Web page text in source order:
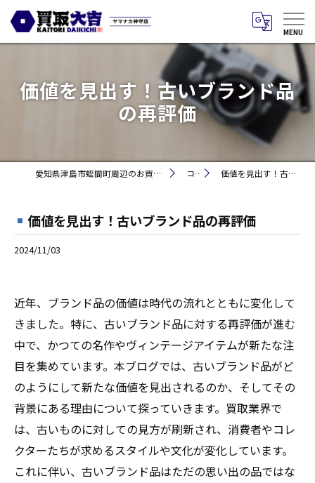
価値を見出す！古いブランド品
の再評価
愛知県津島市蛭間町周辺のお買取りなら買取大吉 ヤマナカ神守店 コラム 価値を見出す！古いブランド品の再評価
価値を見出す！古いブランド品の再評価
2024/11/03
近年、ブランド品の価値は時代の流れとともに変化して
きました。特に、古いブランド品に対する再評価が進む
中で、かつての名作やヴィンテージアイテムが新たな注
目を集めています。本ブログでは、古いブランド品がど
のようにして新たな価値を見出されるのか、そしてその
背景にある理由について探っていきます。買取業界で
は、古いものに対しての見方が刷新され、消費者やコレ
クターたちが求めるスタイルや文化が変化しています。
これに伴い、古いブランド品はただの思い出の品ではな